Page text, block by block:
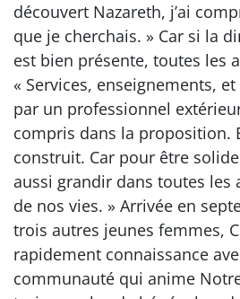
découvert Nazareth, j’ai
que je cherchais. » Car si la
est bien présente, toutes les
« Services, enseignements,
par un professionnel
compris dans la proposition.
construit. Car pour être
aussi grandir dans toutes les
de nos vies. » Arrivée en
trois autres jeunes femmes,
rapidement connaissance
communauté qui anime